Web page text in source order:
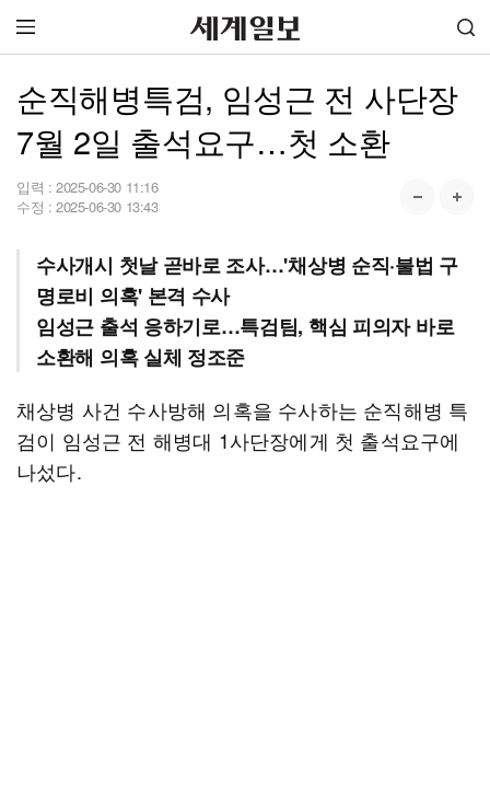
순직해병특검, 임성근 전 사단장
7월 2일 출석요구…첫 소환
입력 : 2025-06-30 11:16
수정 : 2025-06-30 13:43
수사개시 첫날 곧바로 조사…'채상병 순직·불법 구
명로비 의혹' 본격 수사
임성근 출석 응하기로…특검팀, 핵심 피의자 바로
소환해 의혹 실체 정조준
채상병 사건 수사방해 의혹을 수사하는 순직해병 특
검이 임성근 전 해병대 1사단장에게 첫 출석요구에
나섰다.